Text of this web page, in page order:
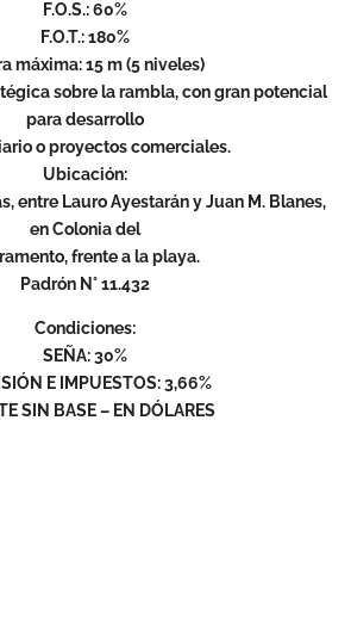
F.O.S.: 60%
F.O.T.: 180%
máxima: 15 m (5 niveles)
sobre la rambla, con gran potencial
para desarrollo
o proyectos comerciales.
Ubicación:
entre Lauro Ayestarán y Juan M. Blanes,
en Colonia del
frente a la playa.
Padrón N° 11.432
Condiciones:
SEÑA: 30%
E IMPUESTOS: 3,66%
SIN BASE – EN DÓLARES